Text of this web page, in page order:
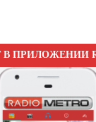
ПРИЛОЖЕНИИ